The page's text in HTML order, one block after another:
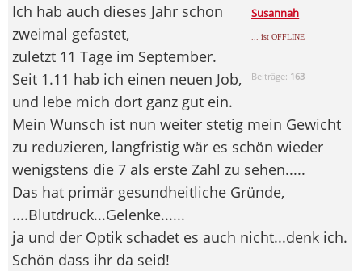
Susannah
... ist OFFLINE
Beiträge: 163
Ich hab auch dieses Jahr schon
zweimal gefastet,
zuletzt 11 Tage im September.
Seit 1.11 hab ich einen neuen Job,
und lebe mich dort ganz gut ein.
Mein Wunsch ist nun weiter stetig mein Gewicht
zu reduzieren, langfristig wär es schön wieder
wenigstens die 7 als erste Zahl zu sehen.....
Das hat primär gesundheitliche Gründe,
....Blutdruck...Gelenke......
ja und der Optik schadet es auch nicht...denk ich.
Schön dass ihr da seid!